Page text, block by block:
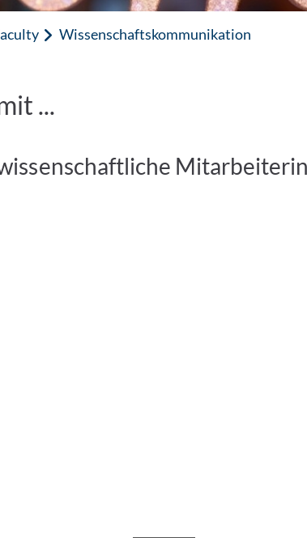
Wissenschaftskommunikation
...